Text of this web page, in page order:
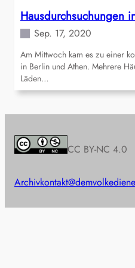
Hausdurchsuchungen
Sep. 17, 2020
Am Mittwoch kam es zu einer
in Berlin und Athen. Mehrere
Läden…
CC BY-NC 4.0
Archiv